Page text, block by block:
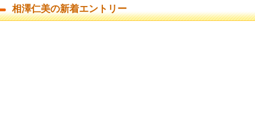
相澤仁美の新着エントリー